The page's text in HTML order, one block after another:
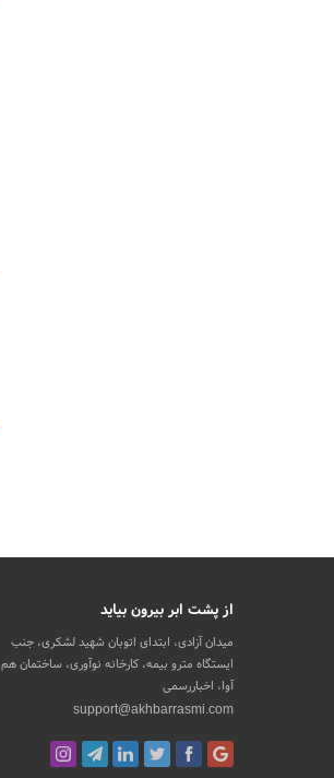
از پشت ابر بیرون بیاید
میدان آزادی، ابتدای اتوبان شهید لشکری، جنب
ایستگاه مترو بیمه، کارخانه نوآوری، ساختمان هم
آوا، اخباررسمی
support@akhbarrasmi.com